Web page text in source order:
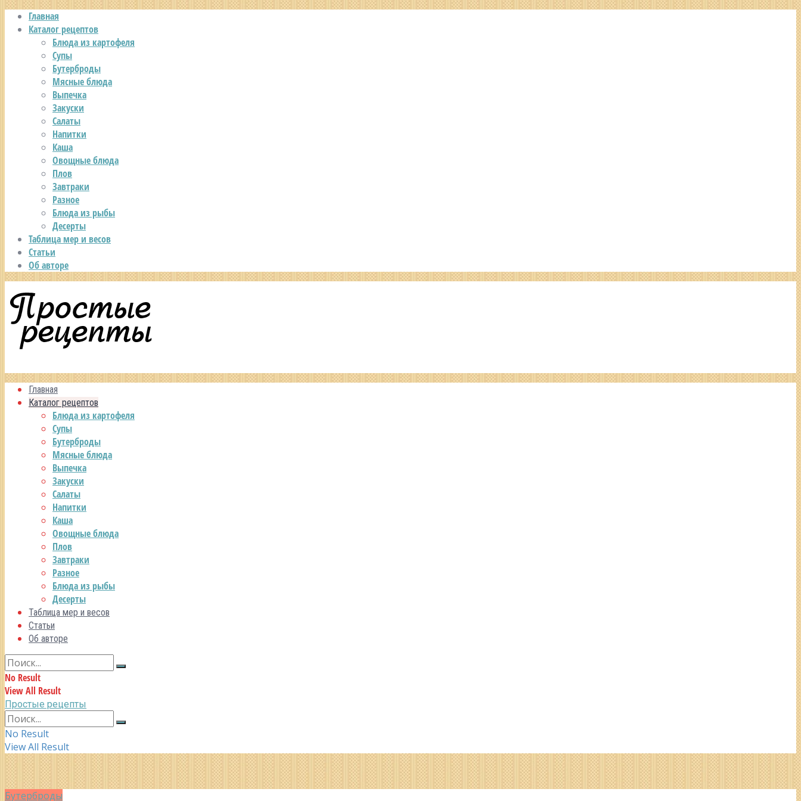
Главная
Каталог рецептов
Блюда из картофеля
Супы
Бутерброды
Мясные блюда
Выпечка
Закуски
Салаты
Напитки
Каша
Овощные блюда
Плов
Завтраки
Разное
Блюда из рыбы
Десерты
Таблица мер и весов
Статьи
Об авторе
Главная
Каталог рецептов
Блюда из картофеля
Супы
Бутерброды
Мясные блюда
Выпечка
Закуски
Салаты
Напитки
Каша
Овощные блюда
Плов
Завтраки
Разное
Блюда из рыбы
Десерты
Таблица мер и весов
Статьи
Об авторе
No Result
View All Result
Простые рецепты
No Result
View All Result
Бутерброды